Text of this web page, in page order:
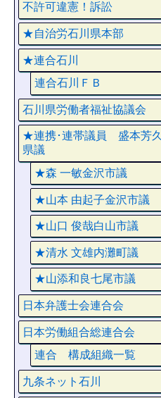
不許可違憲！訴訟
★自治労石川県本部
★連合石川
連合石川ＦＢ
石川県労働者福祉協議会
★連携･連帯議員 盛本芳久
県議
★森 一敏金沢市議
★山本 由起子金沢市議
★山口 俊哉白山市議
★清水 文雄内灘町議
★山添和良七尾市議
日本弁護士会連合会
日本労働組合総連合会
連合 構成組織一覧
九条ネット石川